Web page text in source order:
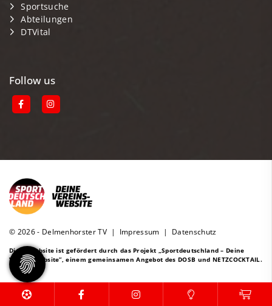
Sportsuche
Abteilungen
DTVital
Follow us
© 2026 - Delmenhorster TV | Impressum | Datenschutz
Diese Website ist gefördert durch das Projekt „Sportdeutschland – Deine
Vereinswebsite”, einem gemeinsamen Angebot des DOSB und NETZCOCKTAIL.